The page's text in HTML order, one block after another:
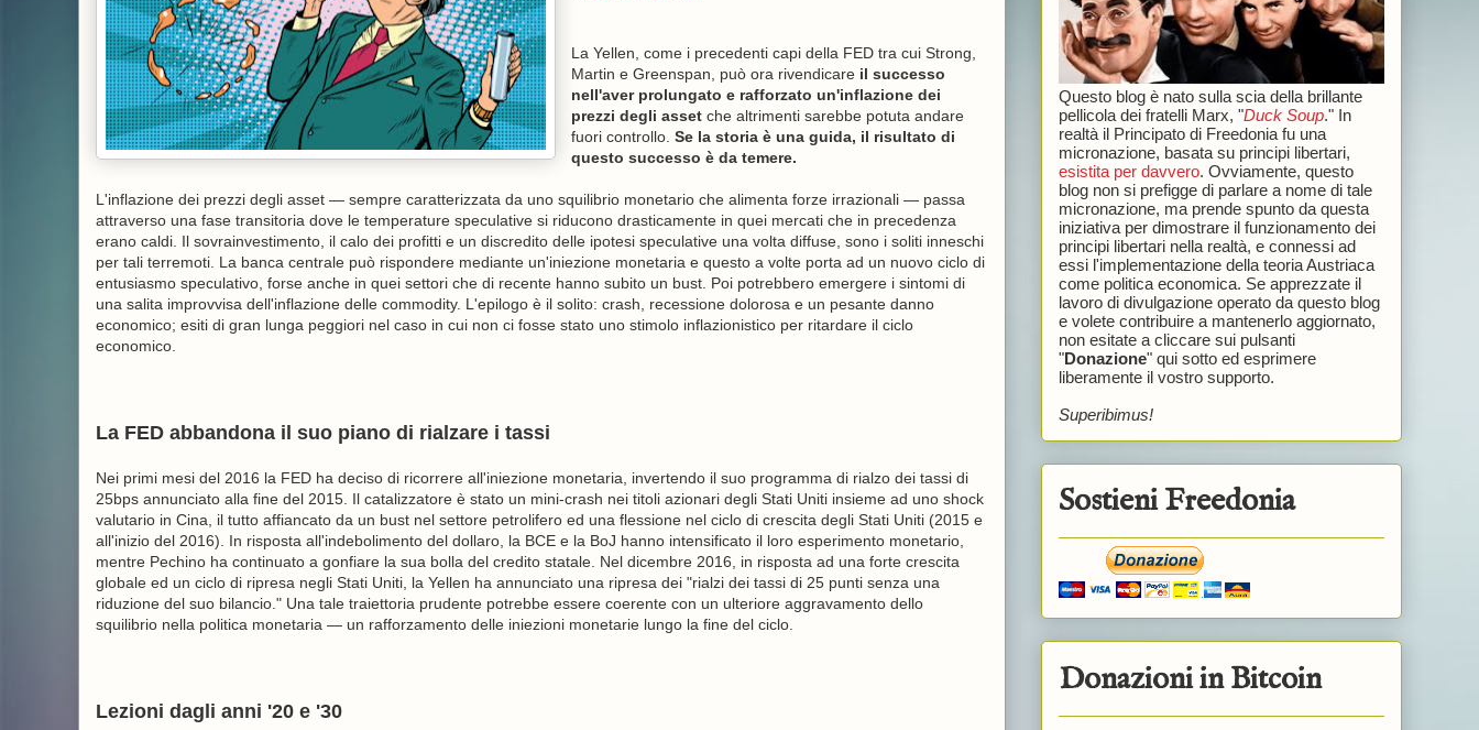
La Yellen, come i precedenti capi della FED tra cui Strong,
Martin e Greenspan, può ora rivendicare il successo
nell'aver prolungato e rafforzato un'inflazione dei
prezzi degli assetche altrimenti sarebbe potuta andare
fuori controllo. Se la storia è una guida, il risultato di
questo successo è da temere.
L'inflazione dei prezzi degli asset — sempre caratterizzata da uno squilibrio monetario che alimenta forze irrazionali — passa
attraverso una fase transitoria dove le temperature speculative si riducono drasticamente in quei mercati che in precedenza
erano caldi. Il sovrainvestimento, il calo dei profitti e un discredito delle ipotesi speculative una volta diffuse, sono i soliti inneschi
per tali terremoti. La banca centrale può rispondere mediante un'iniezione monetaria e questo a volte porta ad un nuovo ciclo di
entusiasmo speculativo, forse anche in quei settori che di recente hanno subito un bust. Poi potrebbero emergere i sintomi di
una salita improvvisa dell'inflazione delle commodity. L'epilogo è il solito: crash, recessione dolorosa e un pesante danno
economico; esiti di gran lunga peggiori nel caso in cui non ci fosse stato uno stimolo inflazionistico per ritardare il ciclo
economico.
La FED abbandona il suo piano di rialzare i tassi
Nei primi mesi del 2016 la FED ha deciso di ricorrere all'iniezione monetaria, invertendo il suo programma di rialzo dei tassi di
25bps annunciato alla fine del 2015. Il catalizzatore è stato un mini-crash nei titoli azionari degli Stati Uniti insieme ad uno shock
valutario in Cina, il tutto affiancato da un bust nel settore petrolifero ed una flessione nel ciclo di crescita degli Stati Uniti (2015 e
all'inizio del 2016). In risposta all'indebolimento del dollaro, la BCE e la BoJ hanno intensificato il loro esperimento monetario,
mentre Pechino ha continuato a gonfiare la sua bolla del credito statale. Nel dicembre 2016, in risposta ad una forte crescita
globale ed un ciclo di ripresa negli Stati Uniti, la Yellen ha annunciato una ripresa dei "rialzi dei tassi di 25 punti senza una
riduzione del suo bilancio." Una tale traiettoria prudente potrebbe essere coerente con un ulteriore aggravamento dello
squilibrio nella politica monetaria — un rafforzamento delle iniezioni monetarie lungo la fine del ciclo.
Lezioni dagli anni '20 e '30
Questo blog è nato sulla scia della brillante
pellicola dei fratelli Marx, "Duck Soup." In
realtà il Principato di Freedonia fu una
micronazione, basata su principi libertari,
esistita per davvero. Ovviamente, questo
blog non si prefigge di parlare a nome di tale
micronazione, ma prende spunto da questa
iniziativa per dimostrare il funzionamento dei
principi libertari nella realtà, e connessi ad
essi l'implementazione della teoria Austriaca
come politica economica. Se apprezzate il
lavoro di divulgazione operato da questo blog
e volete contribuire a mantenerlo aggiornato,
non esitate a cliccare sui pulsanti
"Donazione" qui sotto ed esprimere
liberamente il vostro supporto.
Superibimus!
Sostieni Freedonia
Donazioni in Bitcoin